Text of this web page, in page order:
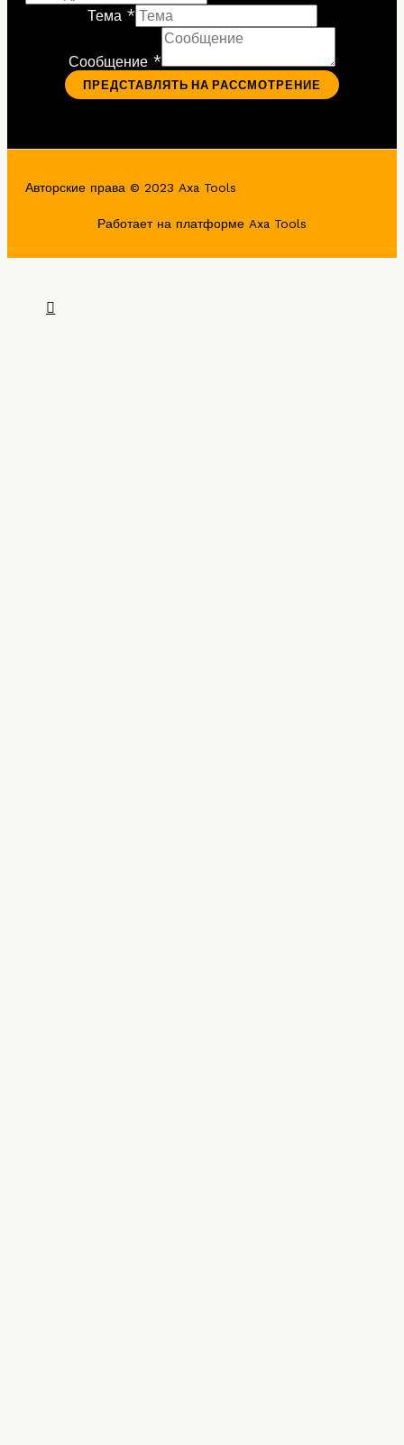
Тема *
Сообщение *
ПРЕДСТАВЛЯТЬ НА РАССМОТРЕНИЕ
Авторские права © 2023 Axa Tools
Работает на платформе Axa Tools